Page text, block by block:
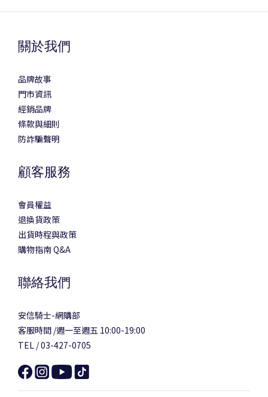
關於我們
品牌故事
門市資訊
經銷品牌
條款與細則
防詐騙聲明
顧客服務
會員權益
退換貨政策
出貨時程與政策
購物指南 Q&A
聯絡我們
安信騎士-網購部
客服時間 /週一至週五 10:00-19:00
TEL / 03-427-0705